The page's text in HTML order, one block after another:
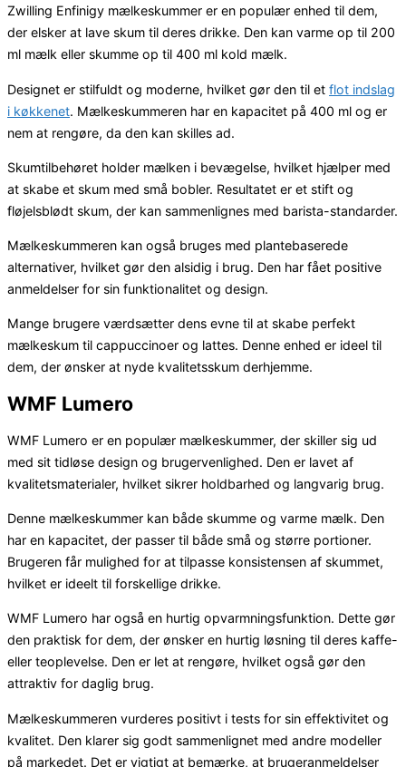
Zwilling Enfinigy mælkeskummer er en populær enhed til dem,
der elsker at lave skum til deres drikke. Den kan varme op til 200
ml mælk eller skumme op til 400 ml kold mælk.
Designet er stilfuldt og moderne, hvilket gør den til et flot indslag
i køkkenet. Mælkeskummeren har en kapacitet på 400 ml og er
nem at rengøre, da den kan skilles ad.
Skumtilbehøret holder mælken i bevægelse, hvilket hjælper med
at skabe et skum med små bobler. Resultatet er et stift og
fløjelsblødt skum, der kan sammenlignes med barista-standarder.
Mælkeskummeren kan også bruges med plantebaserede
alternativer, hvilket gør den alsidig i brug. Den har fået positive
anmeldelser for sin funktionalitet og design.
Mange brugere værdsætter dens evne til at skabe perfekt
mælkeskum til cappuccinoer og lattes. Denne enhed er ideel til
dem, der ønsker at nyde kvalitetsskum derhjemme.
WMF Lumero
WMF Lumero er en populær mælkeskummer, der skiller sig ud
med sit tidløse design og brugervenlighed. Den er lavet af
kvalitetsmaterialer, hvilket sikrer holdbarhed og langvarig brug.
Denne mælkeskummer kan både skumme og varme mælk. Den
har en kapacitet, der passer til både små og større portioner.
Brugeren får mulighed for at tilpasse konsistensen af skummet,
hvilket er ideelt til forskellige drikke.
WMF Lumero har også en hurtig opvarmningsfunktion. Dette gør
den praktisk for dem, der ønsker en hurtig løsning til deres kaffe-
eller teoplevelse. Den er let at rengøre, hvilket også gør den
attraktiv for daglig brug.
Mælkeskummeren vurderes positivt i tests for sin effektivitet og
kvalitet. Den klarer sig godt sammenlignet med andre modeller
på markedet. Det er vigtigt at bemærke, at brugeranmeldelser